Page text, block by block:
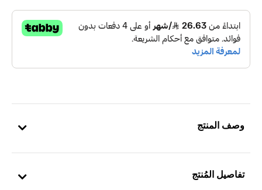
وصف المنتج
تفاصيل المُنتج